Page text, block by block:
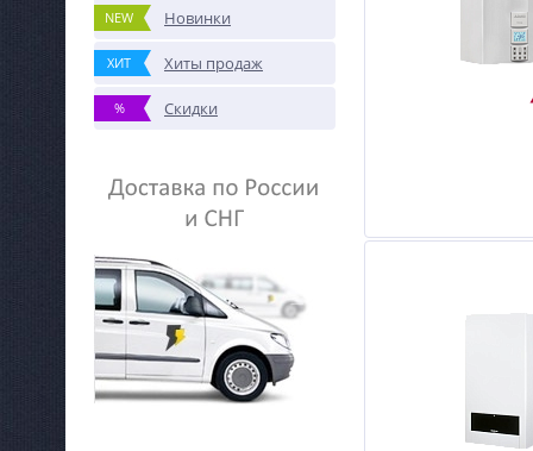
NEW Новинки
ХИТ Хиты продаж
% Скидки